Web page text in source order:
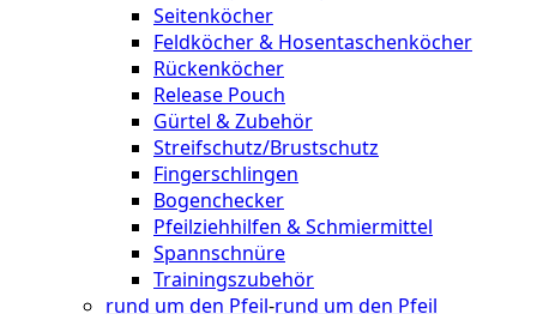
Seitenköcher
Feldköcher & Hosentaschenköcher
Rückenköcher
Release Pouch
Gürtel & Zubehör
Streifschutz/Brustschutz
Fingerschlingen
Bogenchecker
Pfeilziehhilfen & Schmiermittel
Spannschnüre
Trainingszubehör
rund um den Pfeil-rund um den Pfeil